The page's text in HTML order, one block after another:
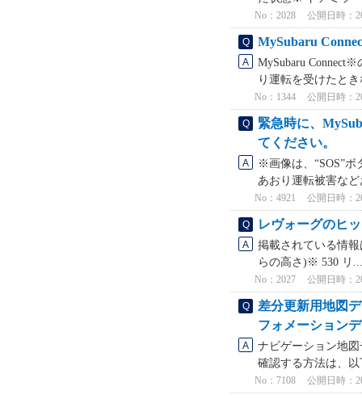
No：2028 公開日時：
MySubaru
MySubaru
り運転を受けたと
No：1344 公開日時：
緊急時に、
てください。
※画像は、“SOS”ボ
あおり運転被害な
No：4921 公開日時：
レヴォーグのヒ
掲載されている情
らの高さ)※ 530 リ
No：2027 公開日時：
差分更新用地図
フォメーション
ナビゲーション地
確認する方法は、
No：7108 公開日時：